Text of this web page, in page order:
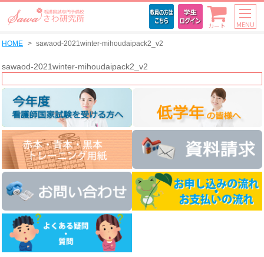
カート MENU
HOME sawaod-2021winter-mihoudaipack2_v2
sawaod-2021winter-mihoudaipack2_v2